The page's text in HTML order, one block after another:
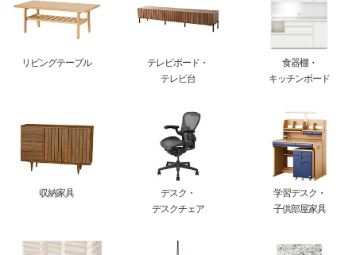
リビングテーブル
テレビボード・
テレビ台
食器棚・
キッチンボード
収納家具
デスク・
デスクチェア
学習デスク・
子供部屋家具